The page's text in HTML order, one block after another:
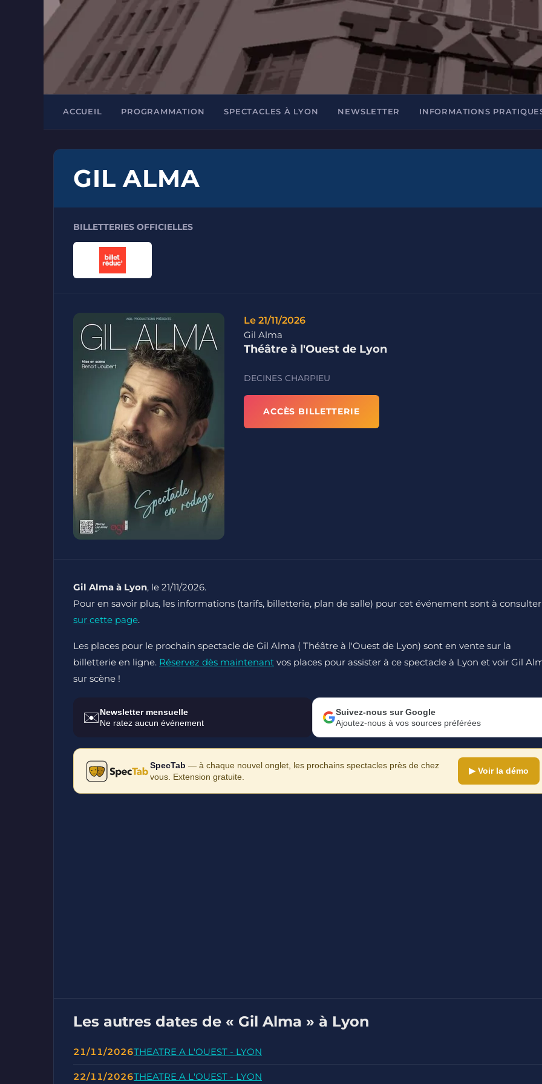
ACCUEIL PROGRAMMATION SPECTACLES À LYON NEWSLETTER INFORMATIONS
GIL ALMA
BILLETTERIES OFFICIELLES
Le 21/11/2026
Gil Alma
Théâtre à l'Ouest de Lyon
DECINES CHARPIEU
ACCÈS BILLETTERIE
Gil Alma à Lyon, le 21/11/2026.
Pour en savoir plus, les informations (tarifs, billetterie, plan de salle) pour cet événement sont à consulter
sur cette page.
Les places pour le prochain spectacle de Gil Alma ( Théâtre à l'Ouest de Lyon) sont en vente sur la
billetterie en ligne. Réservez dès maintenant vos places pour assister à ce spectacle à Lyon et voir Gil
sur scène !
✉️Newsletter mensuelle
Ne ratez aucun événement
Suivez-nous sur Google
Ajoutez-nous à vos sources préférées
SpecTab — à chaque nouvel onglet, les prochains spectacles près de chez
vous. Extension gratuite.
▶ Voir la démo
Les autres dates de « Gil Alma » à Lyon
21/11/2026THEATRE A L'OUEST - LYON
22/11/2026THEATRE A L'OUEST - LYON